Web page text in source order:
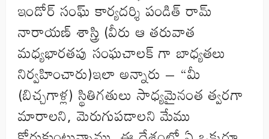
ఇండోర్ సంఘ్ కార్యదర్శి పండిత్ రామ్
నారాయణ్ శాస్త్రి (వీరు ఆ తరువాత
మధ్యభారతపు సంఘచాలక్ గా బాధ్యతలు
నిర్వహించారు)ఇలా అన్నారు – “మీ
(బిచ్చగాళ్ల) స్థితిగతులు సాధ్యమైనంత త్వరగా
మారాలని, మెరుగుపడాలని మేము